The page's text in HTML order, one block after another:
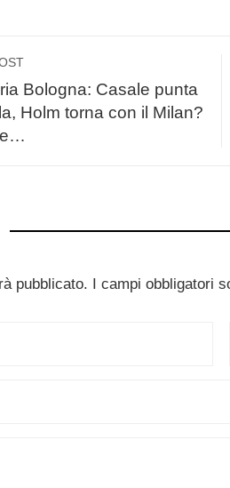
Bologna: Casale punta
Holm torna con il Milan?
pubblicato. I campi obbligatori